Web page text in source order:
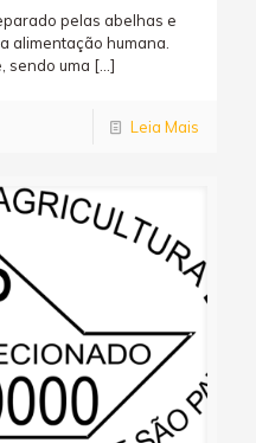
pelas abelhas e
alimentação humana.
sendo uma […]
Leia Mais